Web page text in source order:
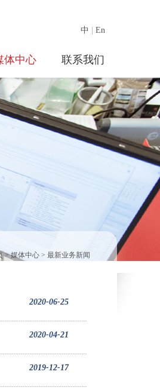
中 En
体中心 联系我们
>媒体中心 > 最新业务新闻
2020-06-25
2020-04-21
2019-12-17